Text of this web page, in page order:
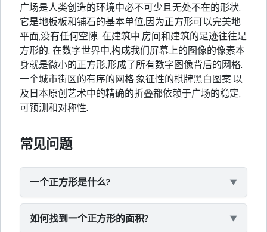
广场是人类创造的环境中必不可少且无处不在的形状.
它是地板板和铺石的基本单位,因为正方形可以完美地
平面,没有任何空隙. 在建筑中,房间和建筑的足迹往往是
方形的. 在数字世界中,构成我们屏幕上的图像的像素本
身就是微小的正方形,形成了所有数字图像背后的网格.
一个城市街区的有序的网格,象征性的棋牌黑白图案,以
及日本原创艺术中的精确的折叠都依赖于广场的稳定,
可预测和对称性.
常见问题
一个正方形是什么?
如何找到一个正方形的面积?